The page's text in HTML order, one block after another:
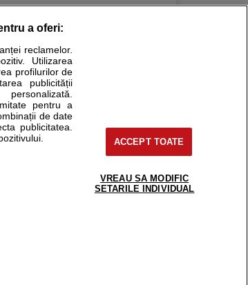
substitui consultul medical direct si
Dvs., fie unul dintre medicii pe care
support@sfatulmedicului.ro
0374 109 268
a oferi:
reclamelor.
Utilizarea
profilurilor de
publicității
pentru a
de date
publicitatea.
ACCEPT TOATE
VREAU SA MODIFIC
SETARILE INDIVIDUAL